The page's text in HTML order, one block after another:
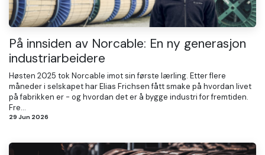
På innsiden av Norcable: En ny generasjon
industriarbeidere
Høsten 2025 tok Norcable imot sin første lærling. Etter flere
måneder i selskapet har Elias Frichsen fått smake på hvordan livet
på fabrikken er - og hvordan det er å bygge industri for fremtiden.
Fre...
29 Jun 2026